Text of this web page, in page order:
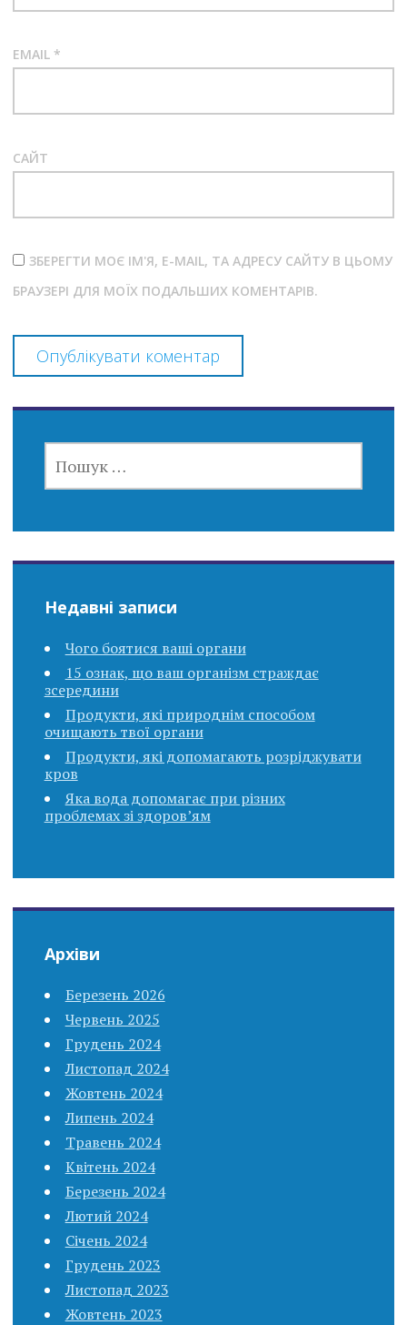
EMAIL *
САЙТ
ЗБЕРЕГТИ МОЄ ІМ'Я, E-MAIL, ТА АДРЕСУ САЙТУ В ЦЬОМУ
БРАУЗЕРІ ДЛЯ МОЇХ ПОДАЛЬШИХ КОМЕНТАРІВ.
Недавні записи
Чого боятися ваші органи
15 ознак, що ваш організм страждає
зсередини
Продукти, які природнім способом
очищають твої органи
Продукти, які допомагають розріджувати
кров
Яка вода допомагає при різних
проблемах зі здоров’ям
Архіви
Березень 2026
Червень 2025
Грудень 2024
Листопад 2024
Жовтень 2024
Липень 2024
Травень 2024
Квітень 2024
Березень 2024
Лютий 2024
Січень 2024
Грудень 2023
Листопад 2023
Жовтень 2023